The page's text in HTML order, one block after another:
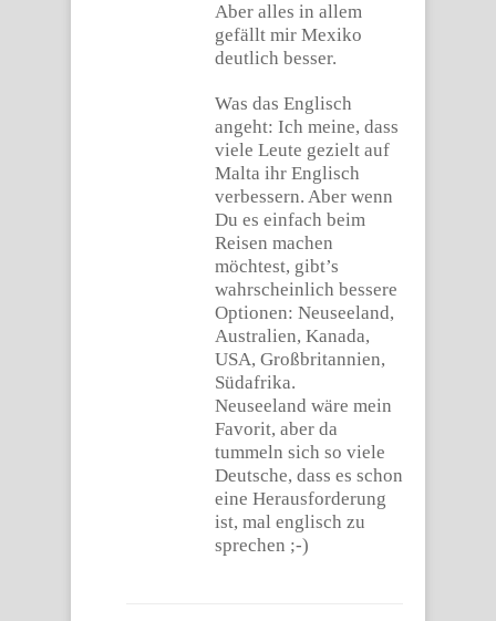
Aber alles in allem
gefällt mir Mexiko
deutlich besser.
Was das Englisch
angeht: Ich meine, dass
viele Leute gezielt auf
Malta ihr Englisch
verbessern. Aber wenn
Du es einfach beim
Reisen machen
möchtest, gibt’s
wahrscheinlich bessere
Optionen: Neuseeland,
Australien, Kanada,
USA, Großbritannien,
Südafrika.
Neuseeland wäre mein
Favorit, aber da
tummeln sich so viele
Deutsche, dass es schon
eine Herausforderung
ist, mal englisch zu
sprechen ;-)